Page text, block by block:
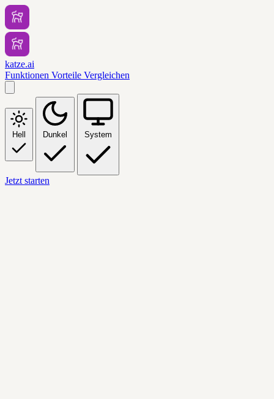
katze.ai
Funktionen Vorteile Vergleichen
Hell Dunkel System
Jetzt starten